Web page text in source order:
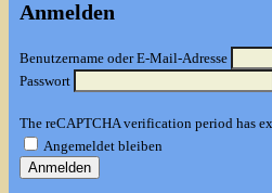
Anmelden
Benutzername oder E-Mail-Adresse
Passwort
The reCAPTCHA verification period has
Angemeldet bleiben
Anmelden